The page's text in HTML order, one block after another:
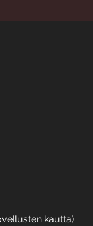
kautta)